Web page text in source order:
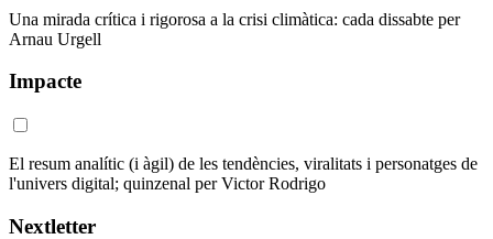
Una mirada crítica i rigorosa a la crisi climàtica: cada dissabte per
Arnau Urgell
Impacte
El resum analític (i àgil) de les tendències, viralitats i personatges de
l'univers digital; quinzenal per Victor Rodrigo
Nextletter